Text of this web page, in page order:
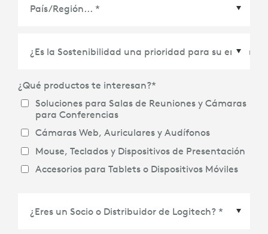
¿Qué productos te interesan?*
Soluciones para Salas de Reuniones y Cámaras
para Conferencias
Cámaras Web, Auriculares y Audífonos
Mouse, Teclados y Dispositivos de Presentación
Accesorios para Tablets o Dispositivos Móviles